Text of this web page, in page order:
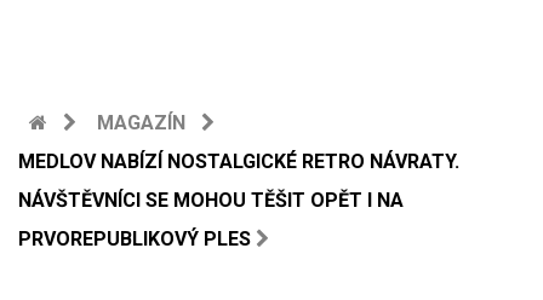
MAGAZÍN
MEDLOV NABÍZÍ NOSTALGICKÉ RETRO NÁVRATY.
NÁVŠTĚVNÍCI SE MOHOU TĚŠIT OPĚT I NA
PRVOREPUBLIKOVÝ PLES